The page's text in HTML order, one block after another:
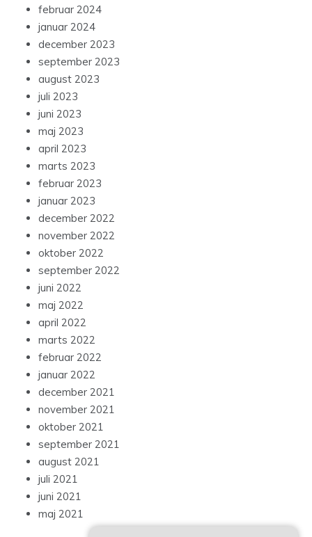
februar 2024
januar 2024
december 2023
september 2023
august 2023
juli 2023
juni 2023
maj 2023
april 2023
marts 2023
februar 2023
januar 2023
december 2022
november 2022
oktober 2022
september 2022
juni 2022
maj 2022
april 2022
marts 2022
februar 2022
januar 2022
december 2021
november 2021
oktober 2021
september 2021
august 2021
juli 2021
juni 2021
maj 2021